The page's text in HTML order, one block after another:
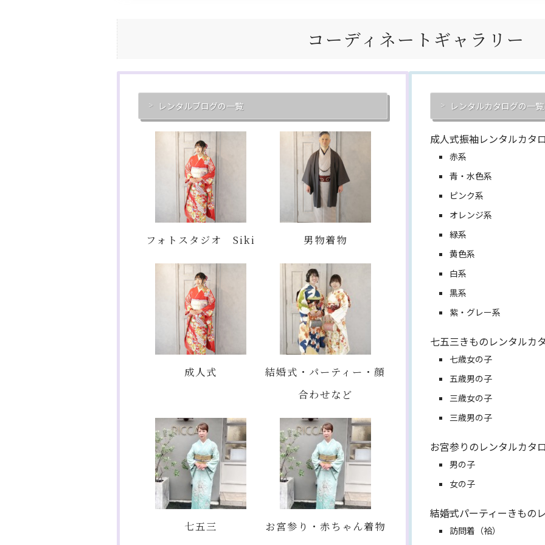
コーディネートギャラリー
レンタルブログの一覧
フォトスタジオ Siki 男物着物
成人式
結婚式・パーティー・顔
合わせなど
七五三 お宮参り・赤ちゃん着物
レンタルカタログの一覧
成人式振袖レンタルカタ
赤系
青・水色系
ピンク系
オレンジ系
緑系
黄色系
白系
黒系
紫・グレー系
七五三きものレンタルカ
七歳女の子
五歳男の子
三歳女の子
三歳男の子
お宮参りのレンタルカタ
男の子
女の子
結婚式パーティーきもの
訪問着（袷）